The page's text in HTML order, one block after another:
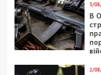
3/
В
2/